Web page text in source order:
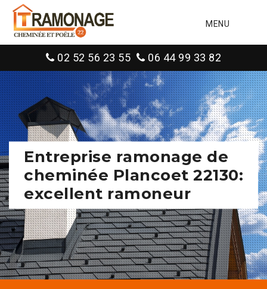
MENU
02 52 56 23 55 06 44 99 33 82
Entreprise ramonage de
cheminée Plancoet 22130:
excellent ramoneur